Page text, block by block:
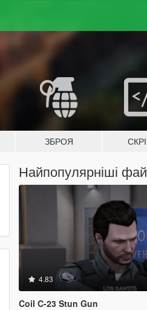
ЗБРОЯ
Найпопулярніші
4.83
Coil C-23 Stun Gun